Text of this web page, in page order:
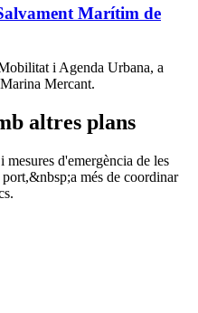
Marítim de
i Agenda Urbana, a
Mercant.
altres plans
d'emergència de les
més de coordinar